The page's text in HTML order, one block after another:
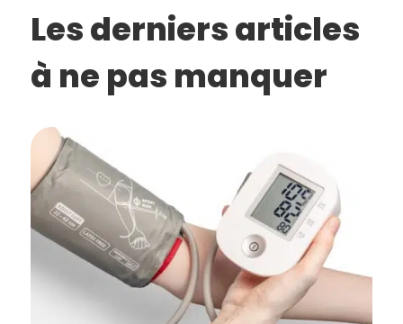
Les derniers articles
à ne pas manquer